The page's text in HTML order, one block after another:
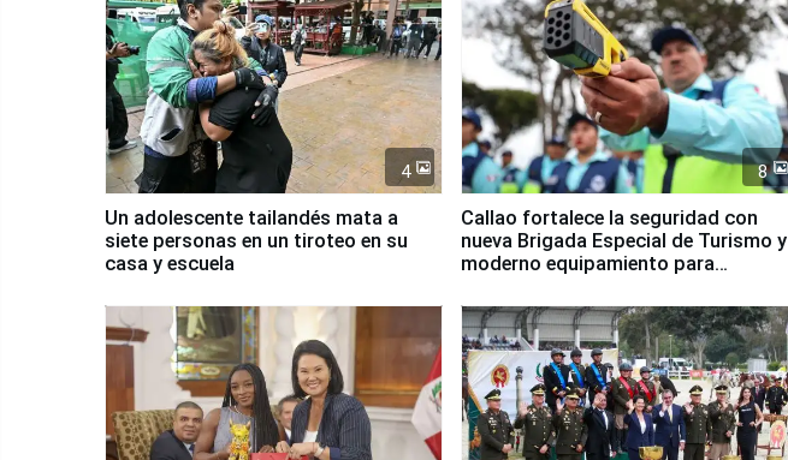
4
Un adolescente tailandés mata a
siete personas en un tiroteo en su
casa y escuela
8
Callao fortalece la seguridad con
nueva Brigada Especial de Turismo y
moderno equipamiento para